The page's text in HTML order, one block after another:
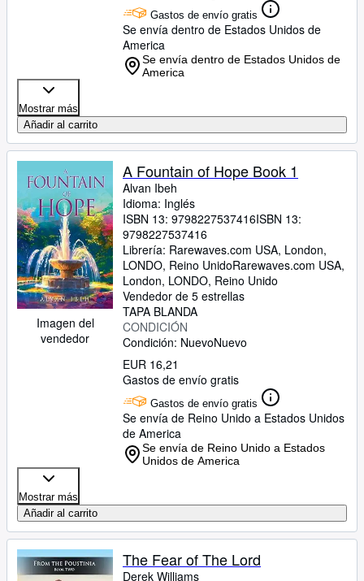
Gastos de envío gratis
Se envía dentro de Estados Unidos de
America
Se envía dentro de Estados Unidos de
America
Mostrar más
Añadir al carrito
Imagen del
vendedor
A Fountain of Hope Book 1
Alvan Ibeh
Idioma: Inglés
ISBN 13: 9798227537416ISBN 13:
9798227537416
Librería: Rarewaves.com USA, London,
LONDO, Reino UnidoRarewaves.com USA,
London, LONDO, Reino Unido
Vendedor de 5 estrellas
TAPA BLANDA
CONDICIÓN
Condición: NuevoNuevo
EUR 16,21
Gastos de envío gratis
Gastos de envío gratis
Se envía de Reino Unido a Estados Unidos
de America
Se envía de Reino Unido a Estados
Unidos de America
Mostrar más
Añadir al carrito
The Fear of The Lord
Derek Williams